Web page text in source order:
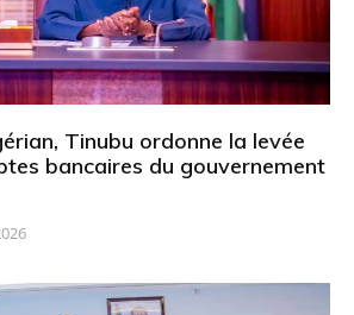
Tinubu ordonne la levée
bancaires du gouvernement